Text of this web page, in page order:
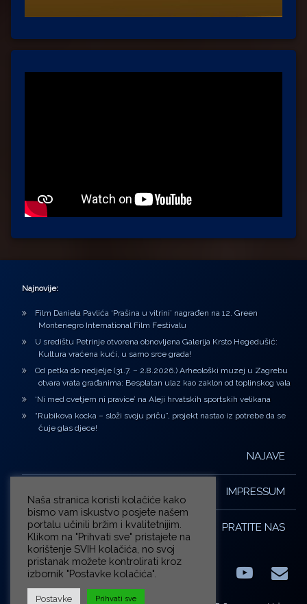
Najnovije:
Film Daniela Pavlića ‘Prašina u vitrini’ nagrađen na 12. Green
Montenegro International Film Festivalu
U središtu Petrinje otvorena obnovljena Galerija Krsto Hegedušić:
Kultura vraćena kući, u samo srce grada!
Od petka do nedjelje (31.7. – 2.8.2026.) Arheološki muzej u Zagrebu
otvara vrata građanima: Besplatan ulaz kao zaklon od toplinskog vala
‘Ni med cvetjem ni pravice’ na Aleji hrvatskih sportskih velikana
“Rubikova kocka – složi svoju priču”, projekt nastao iz potrebe da se
čuje glas djece!
NAJAVE
IMPRESSUM
PRATITE NAS
FacebookLinkedIn E-
Naša stranica koristi kolačiće kako
bismo vam iskustvo posjete našem
portalu učinili bržim i kvalitetnijim.
Klikom na "Prihvati sve" pristajete na
korištenje SVIH kolačića, no svoj
pristanak možete kontrolirati kroz
izbornik "Postavke kolačića".
Postavke Prihvati sve